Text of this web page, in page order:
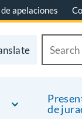
apelaciones
de